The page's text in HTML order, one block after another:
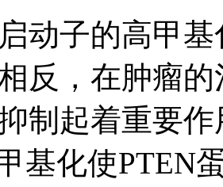
动子的高甲
反，在肿瘤
制起着重要
基化使PTEN